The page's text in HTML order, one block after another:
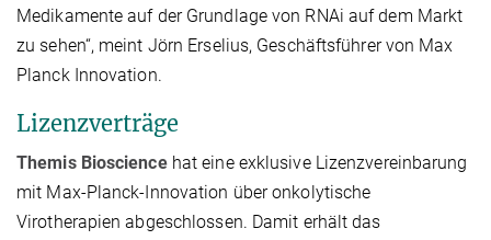
Medikamente auf der Grundlage von RNAi auf dem Markt
zu sehen“, meint Jörn Erselius, Geschäftsführer von Max
Planck Innovation.
Lizenzverträge
Themis Biosciencehat eine exklusive Lizenzvereinbarung
mit Max-Planck-Innovation über onkolytische
Virotherapien abgeschlossen. Damit erhält das